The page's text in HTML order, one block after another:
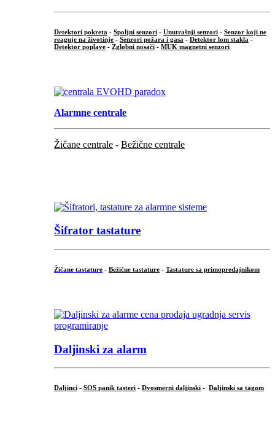
Detektori pokreta - Spoljni senzori - Unutrašnji senzori - Senzor koji ne
reaguje na životinje - Senzori požara i gasa - Detektor lom stakla -
Detektor poplave - Zglobni nosači - MUK magnetni senzori
Alarmne centrale
Žičane centrale - Bežične centrale
Šifrator tastature
Žičane tastature - Bežične tastature - Tastature sa primopredajnikom
Daljinski za alarm
Daljinci - SOS panik tasteri - Dvosmerni daljinski - Daljinski sa tagom